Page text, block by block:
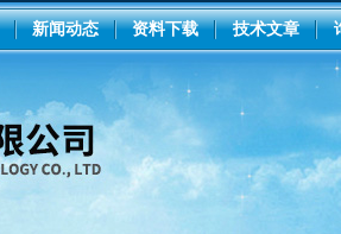
新闻动态 资料下载 技术文章